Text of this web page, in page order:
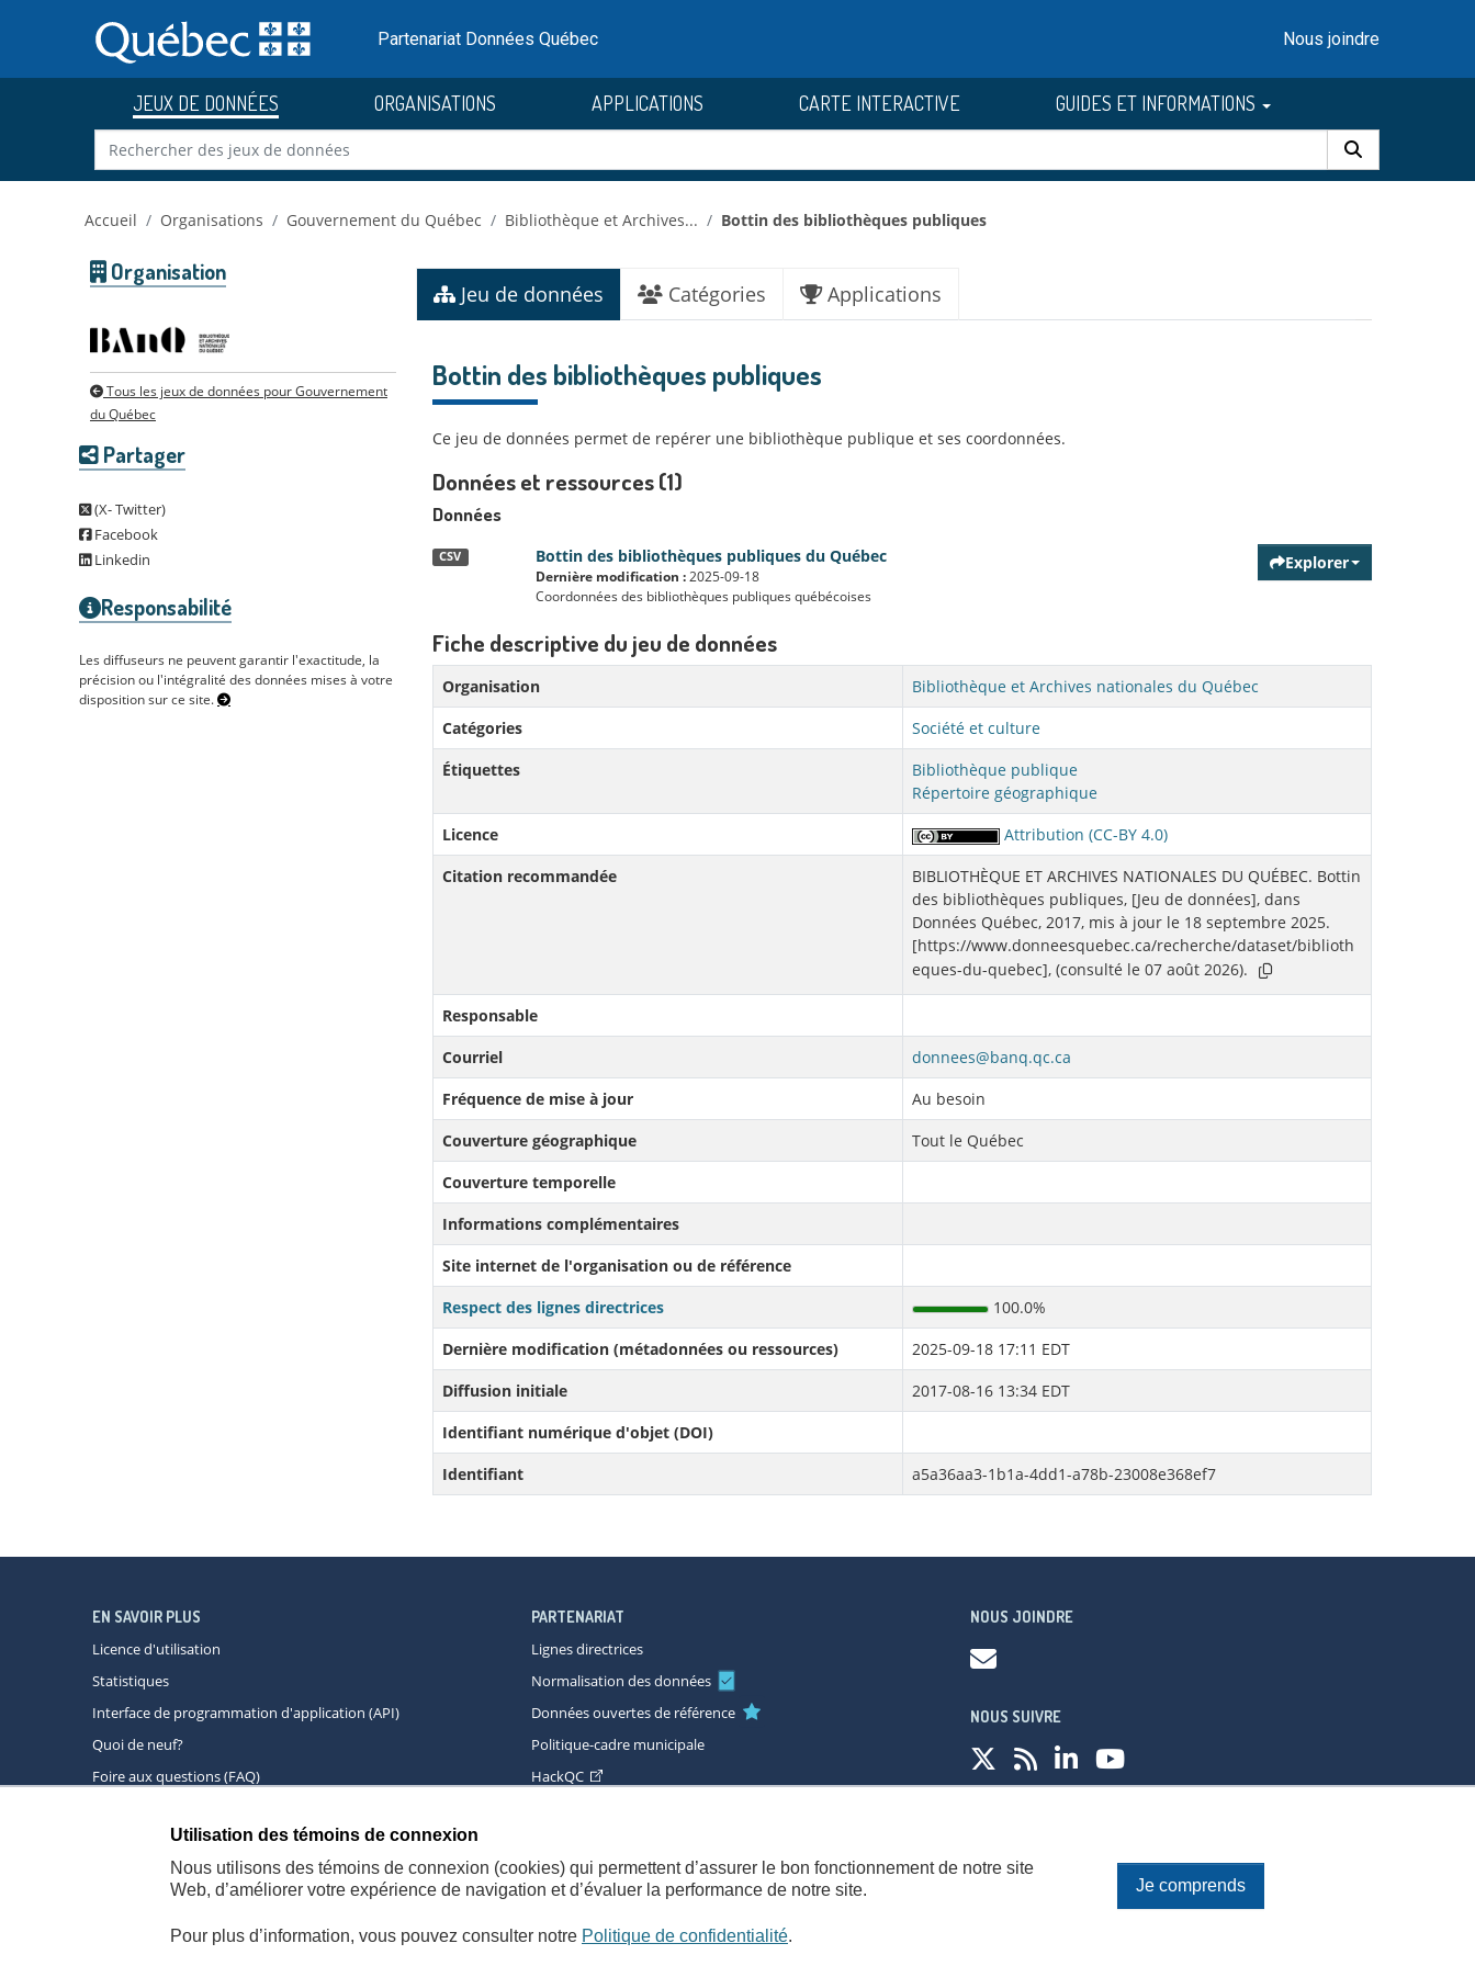
au
contenu
Partenariat Données Québec Nous joindre
JEUX DE DONNÉES ORGANISATIONS APPLICATIONS CARTE INTERACTIVE GUIDES ET INFORMATIONS
Accueil Organisations Gouvernement du Québec Bibliothèque et Archives... Bottin des bibliothèques publiques
Organisation
Tous les jeux de données pour Gouvernement
du Québec
Partager
(X- Twitter)
Facebook
Linkedin
Responsabilité
Les diffuseurs ne peuvent garantir l'exactitude, la
précision ou l'intégralité des données mises à votre
disposition sur ce site.
Jeu de données Catégories Applications
Bottin des bibliothèques publiques
Ce jeu de données permet de repérer une bibliothèque publique et ses coordonnées.
Données et ressources (1)
Données
Bottin des bibliothèques publiques du Québec
CSV
Dernière modification :2025-09-18
Coordonnées des bibliothèques publiques québécoises
Explorer
Fiche descriptive du jeu de données
Organisation
Bibliothèque et Archives nationales du Québec
Catégories
Société et culture
Étiquettes
Bibliothèque publique
Répertoire géographique
Licence
Attribution (CC-BY 4.0)
Citation recommandée
BIBLIOTHÈQUE ET ARCHIVES NATIONALES DU QUÉBEC. Bottin
des bibliothèques publiques, [Jeu de données], dans
Données Québec, 2017, mis à jour le 18 septembre 2025.
[https://www.donneesquebec.ca/recherche/dataset/biblioth
eques-du-quebec], (consulté le 07 août 2026).
Responsable
Courriel
donnees@banq.qc.ca
Fréquence de mise à jour
Au besoin
Couverture géographique
Tout le Québec
Couverture temporelle
Informations complémentaires
Site internet de l'organisation ou de référence
Respect des lignes directrices
100.0%
Dernière modification (métadonnées ou ressources)
2025-09-18 17:11 EDT
Diffusion initiale
2017-08-16 13:34 EDT
Identifiant numérique d'objet (DOI)
Identifiant
a5a36aa3-1b1a-4dd1-a78b-23008e368ef7
Utilisation des témoins de connexion
Nous utilisons des témoins de connexion (cookies) qui permettent d’assurer le bon fonctionnement de notre site
Web, d’améliorer votre expérience de navigation et d’évaluer la performance de notre site.
Pour plus d’information, vous pouvez consulter notre Politique de confidentialité.
Je comprends
EN SAVOIR PLUS
Licence d'utilisation
Statistiques
Interface de programmation d'application (API)
Quoi de neuf?
Foire aux questions (FAQ)
PARTENARIAT
Lignes directrices
Normalisation des données
Données ouvertes de référence
Politique-cadre municipale
HackQC
NOUS JOINDRE
NOUS SUIVRE
À propos Accessibilité Plan du site Consignes de sécurité Politique de confidentialité